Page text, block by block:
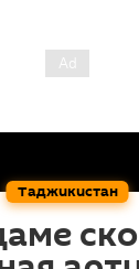
Таджикистан